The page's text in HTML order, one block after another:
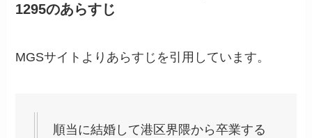
1295のあらすじ
MGSサイトよりあらすじを引用しています。
順当に結婚して港区界隈から卒業する